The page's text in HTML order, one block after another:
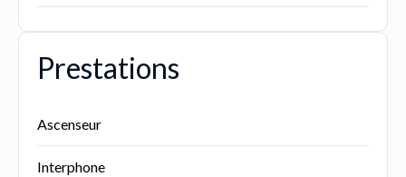
Prestations
Ascenseur
Interphone